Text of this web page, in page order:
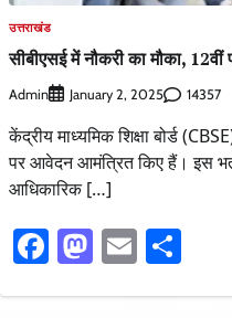
उत्तराखंड
सीबीएसई में नौकरी का मौका,
Admin January 2, 2025 14357
केंद्रीय माध्यमिक शिक्षा बोर्ड
पर आवेदन आमंत्रित किए हैं। इस
आधिकारिक […]
Facebook
Mastodon
Email